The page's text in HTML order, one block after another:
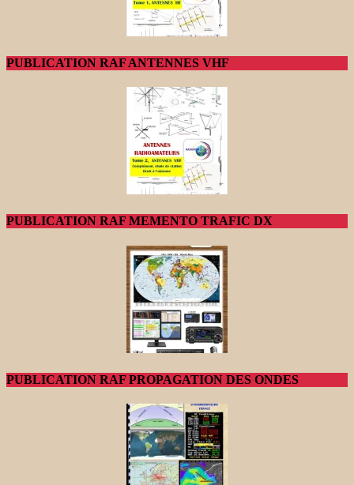
PUBLICATION RAF ANTENNES VHF
PUBLICATION RAF MEMENTO TRAFIC DX
PUBLICATION RAF PROPAGATION DES ONDES